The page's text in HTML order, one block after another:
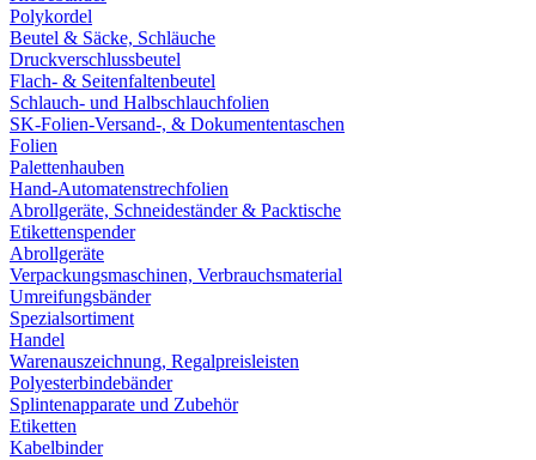
Polykordel
Beutel & Säcke, Schläuche
Druckverschlussbeutel
Flach- & Seitenfaltenbeutel
Schlauch- und Halbschlauchfolien
SK-Folien-Versand-, & Dokumententaschen
Folien
Palettenhauben
Hand-Automatenstrechfolien
Abrollgeräte, Schneideständer & Packtische
Etikettenspender
Abrollgeräte
Verpackungsmaschinen, Verbrauchsmaterial
Umreifungsbänder
Spezialsortiment
Handel
Warenauszeichnung, Regalpreisleisten
Polyesterbindebänder
Splintenapparate und Zubehör
Etiketten
Kabelbinder